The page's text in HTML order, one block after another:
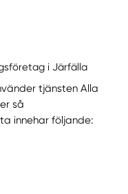
i Järfälla
tjänsten Alla
så
innehar följande: